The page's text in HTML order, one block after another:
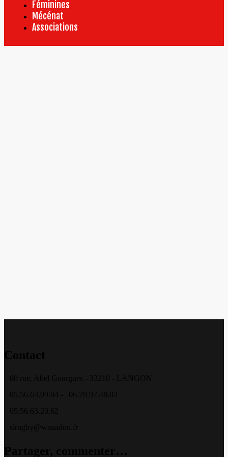
Féminines
Mécénat
Associations